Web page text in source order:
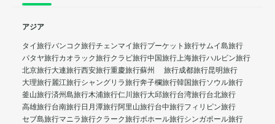
アジア
タイ旅行バンコク旅行チェンマイ旅行プーケット旅行サムイ島旅行
パタヤ旅行カオラック旅行クラビ旅行中国旅行上海旅行ハルビン旅行
北京旅行大連旅行西安旅行重慶旅行蘇州 旅行成都旅行昆明旅行
大理旅行麗江旅行シャングリラ旅行奔子欄旅行韓国旅行ソウル旅行
釜山旅行済州島旅行木浦旅行仁川旅行大邱旅行台湾旅行台北旅行
高雄旅行台南旅行日月潭旅行阿里山旅行台中旅行フィリピン旅行
セブ島旅行マニラ旅行クラーク旅行ボホール旅行シンガポール旅行